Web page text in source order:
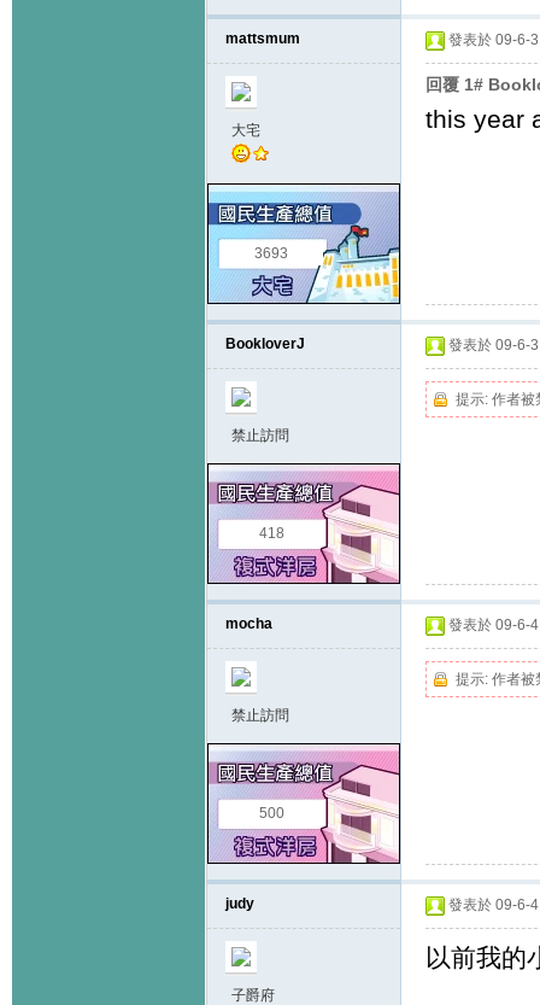
mattsmum
大宅
3693
發表於 09-6-
回覆 1#
this year
BookloverJ
禁止訪問
418
發表於 09-6-
提示: 作者被
mocha
禁止訪問
500
發表於 09-6-
提示: 作者被
judy
子爵府
發表於 09-6-
以前我的